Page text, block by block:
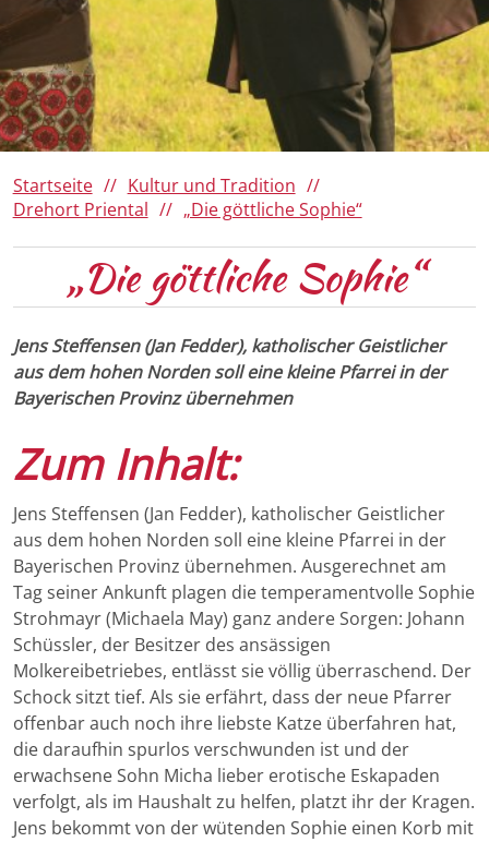
Startseite
Kultur und Tradition
Drehort Priental
„Die göttliche Sophie“
„Die göttliche Sophie“
Jens Steffensen (Jan Fedder), katholischer Geistlicher
aus dem hohen Norden soll eine kleine Pfarrei in der
Bayerischen Provinz übernehmen
Zum Inhalt:
Jens Steffensen (Jan Fedder), katholischer Geistlicher
aus dem hohen Norden soll eine kleine Pfarrei in der
Bayerischen Provinz übernehmen. Ausgerechnet am
Tag seiner Ankunft plagen die temperamentvolle Sophie
Strohmayr (Michaela May) ganz andere Sorgen: Johann
Schüssler, der Besitzer des ansässigen
Molkereibetriebes, entlässt sie völlig überraschend. Der
Schock sitzt tief. Als sie erfährt, dass der neue Pfarrer
offenbar auch noch ihre liebste Katze überfahren hat,
die daraufhin spurlos verschwunden ist und der
erwachsene Sohn Micha lieber erotische Eskapaden
verfolgt, als im Haushalt zu helfen, platzt ihr der Kragen.
Jens bekommt von der wütenden Sophie einen Korb mit
150 Jahre Familie von Cramer-
Klett
Ausflugsziele
Winter
Panoramen 360°
Barrierefreies Aschau